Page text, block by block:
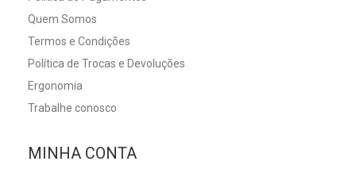
Quem Somos
Termos e Condições
Política de Trocas e Devoluções
Ergonomia
Trabalhe conosco
MINHA CONTA